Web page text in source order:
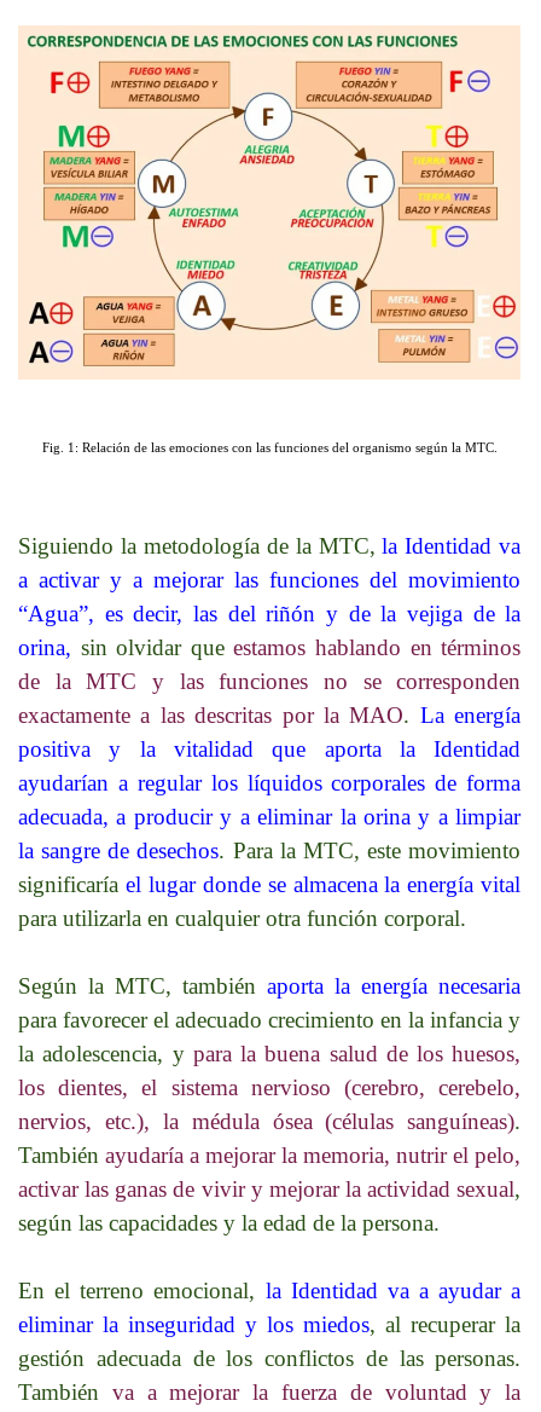
Fig. 1: Relación de las emociones con las funciones del organismo según la MTC.
Siguiendo la metodología de la MTC,la Identidad va
a activar y a mejorar las funciones del movimiento
“Agua”, es decir, las del riñón y de la vejiga de la
orina, sin olvidar queestamos hablando en términos
de la MTC y las funciones no se corresponden
exactamente a las descritas por la MAO. La energía
positiva y la vitalidad que aporta la Identidad
ayudarían a regular los líquidos corporales de forma
adecuada, a producir y a eliminar la orina y a limpiar
la sangre de desechos. Para la MTC, este movimiento
significaría el lugar donde se almacena la energía vital
para utilizarla en cualquier otra función corporal.
Según la MTC, tambiénaporta la energía necesaria
para favorecer el adecuado crecimiento en la infancia y
la adolescencia, y para la buena salud de los huesos,
los dientes, el sistema nervioso (cerebro, cerebelo,
nervios, etc.), la médula ósea (células sanguíneas).
Tambiénayudaría a mejorar la memoria, nutrir el pelo,
activar las ganas de vivir y mejorar la actividad sexual,
según las capacidades y la edad de la persona.
En el terreno emocional, la Identidad va a ayudar a
eliminar la inseguridad y los miedos, al recuperar la
gestión adecuada de los conflictos de las personas.
También va a mejorar la fuerza de voluntad y la